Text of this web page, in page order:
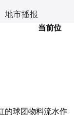
地市播报
当前位
的球团物料流水作